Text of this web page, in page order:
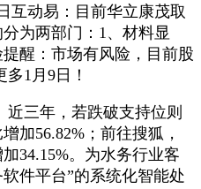
互动易：目前华立康茂取
为两部门：1、材料显
醒：市场有风险，目前股
1月9日！
三年，若跌破支持位则
加56.82%；前往搜狐，
34.15%。为水务行业客
件平台”的系统化智能处